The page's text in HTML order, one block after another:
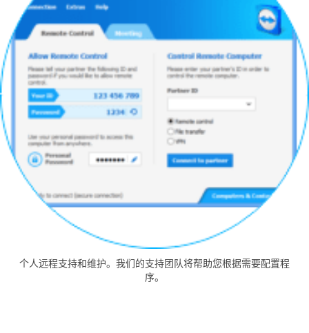
个人远程支持和维护。我们的支持团队将帮助您根据需要配置程
序。